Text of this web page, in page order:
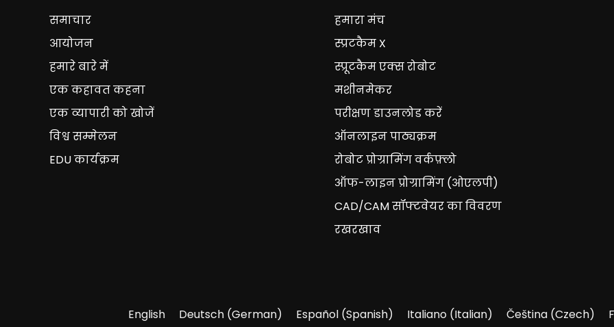
समाचार
आयोजन
हमारे बारे में
एक कहावत कहना
एक व्यापारी को खोजें
विश्व सम्मेलन
EDU कार्यक्रम
हमारा मंच
स्प्रटकैम X
स्प्रूटकैम एक्स रोबोट
मशीनमेकर
परीक्षण डाउनलोड करें
ऑनलाइन पाठ्यक्रम
रोबोट प्रोग्रामिंग वर्कफ़्लो
ऑफ-लाइन प्रोग्रामिंग (ओएलपी)
CAD/CAM सॉफ्टवेयर का विवरण
रखरखाव
English Deutsch (German) Español (Spanish) Italiano (Italian) Čeština (Czech)